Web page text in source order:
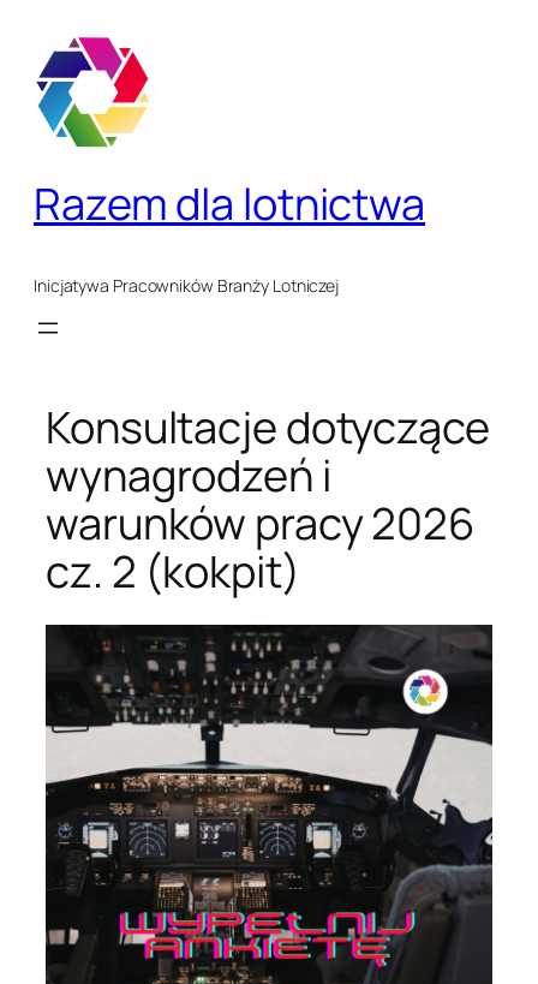
treści
Razem dla lotnictwa
Inicjatywa Pracowników Branży Lotniczej
Konsultacje dotyczące
wynagrodzeń i
warunków pracy 2026
cz. 2 (kokpit)